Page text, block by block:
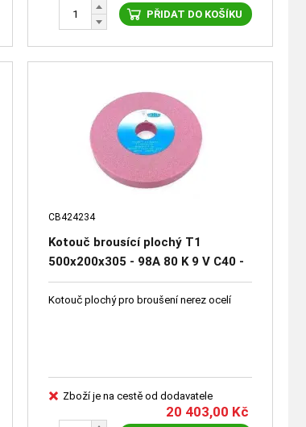
PŘIDAT DO KOŠÍKU
CB424234
Kotouč brousící plochý T1
500x200x305 - 98A 80 K 9 V C40 -
41661-1520
Kotouč plochý pro broušení nerez ocelí
Zboží je na cestě od dodavatele
20 403,00 Kč